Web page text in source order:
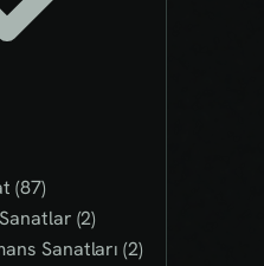
(87)
(2)
Sanatları (2)